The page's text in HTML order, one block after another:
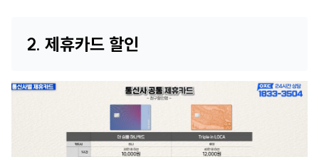
2. 제휴카드 할인